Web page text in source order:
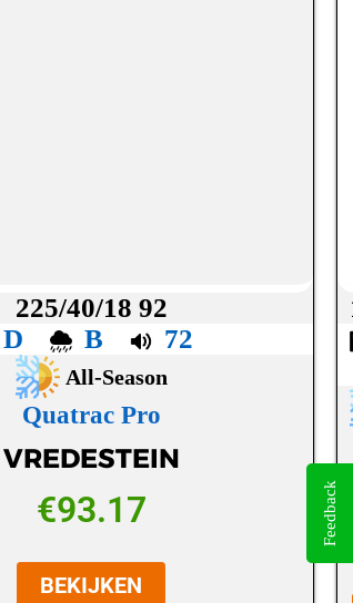
225/40/18 92
D
B 72
All-Season
Quatrac Pro
VREDESTEIN
€93.17
BEKIJKEN
Feedback